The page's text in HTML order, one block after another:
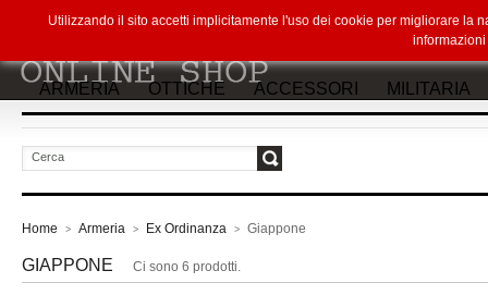
ARMERIA OTTICHE ACCESSORI MILITARIA
Home > Armeria > Ex Ordinanza > Giappone
GIAPPONE Ci sono 6 prodotti.
Utilizzando il sito accetti implicitamente l'uso dei cookie per migliorare la
informazioni